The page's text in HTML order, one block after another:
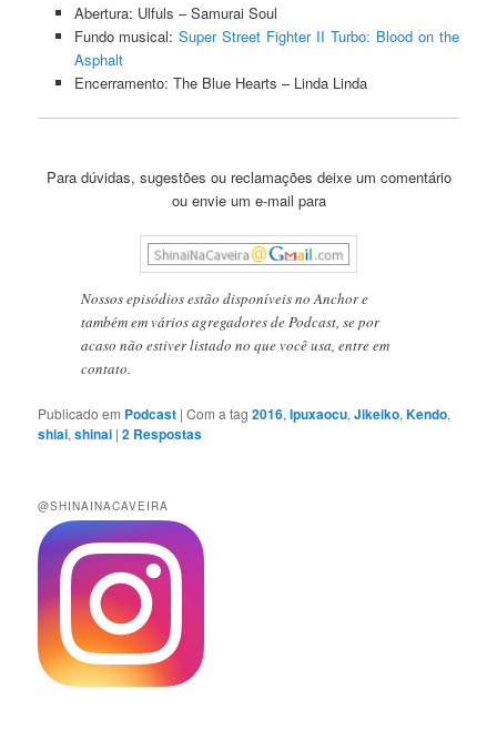
Abertura: Ulfuls – Samurai Soul
Fundo musical:Super Street Fighter II Turbo: Blood on the
Asphalt
Encerramento: The Blue Hearts – Linda Linda
Para dúvidas, sugestões ou reclamações deixe um comentário
ou envie um e-mail para
Nossos episódios estão disponíveis no Anchor e
também em vários agregadores de Podcast, se por
acaso não estiver listado no que você usa, entre em
contato.
Publicado em Podcast |Com a tag2016,Ipuxaocu,Jikeiko,Kendo,
shiai,shinai |2 Respostas
@SHINAINACAVEIRA